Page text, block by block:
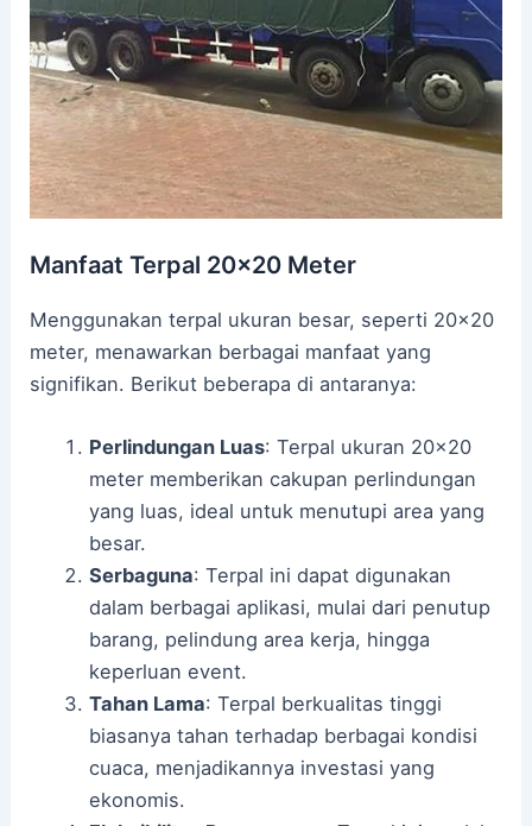
Manfaat Terpal 20×20 Meter
Menggunakan terpal ukuran besar, seperti 20×20
meter, menawarkan berbagai manfaat yang
signifikan. Berikut beberapa di antaranya:
Perlindungan Luas: Terpal ukuran 20×20
meter memberikan cakupan perlindungan
yang luas, ideal untuk menutupi area yang
besar.
Serbaguna: Terpal ini dapat digunakan
dalam berbagai aplikasi, mulai dari penutup
barang, pelindung area kerja, hingga
keperluan event.
Tahan Lama: Terpal berkualitas tinggi
biasanya tahan terhadap berbagai kondisi
cuaca, menjadikannya investasi yang
ekonomis.